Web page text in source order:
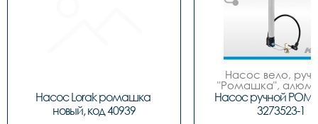
Насос Lorak ромашка
новый, код 40939
Насос вело,
"Ромашка",
обратным
штоком, шланг
Насос ручной
3273523-1